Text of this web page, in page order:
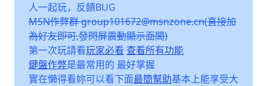
人一起玩，反饋BUG
MSN作弊群 group101672@msnzone.cn(直接加
為好友即可,發閃屏震動顯示面闆)
第一次玩請看玩家必看 查看所有功能
鍵盤作弊是最常用的 最好掌握
實在懶得看妳可以看下面最簡幫助基本上能享受大